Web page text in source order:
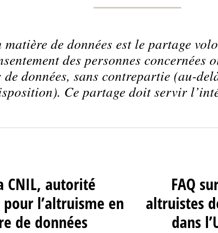
matière de données est le partage
des personnes concernées
de données, sans contrepartie (au-
Ce partage doit servir
CNIL, autorité
l’altruisme en
de données
FAQ
altruistes
dans